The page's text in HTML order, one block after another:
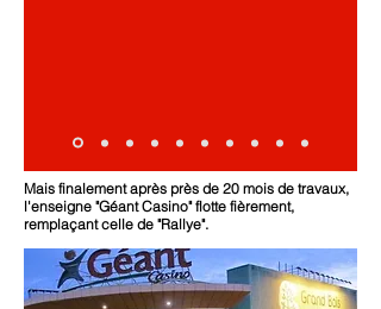
Mais finalement après près de 20 mois de travaux,
l'enseigne "Géant Casino" flotte fièrement,
remplaçant celle de "Rallye".